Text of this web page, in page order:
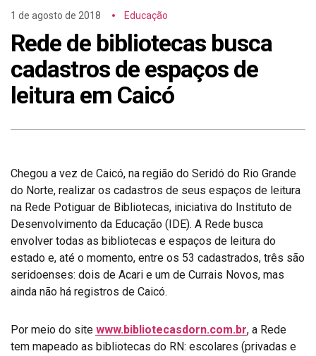
1 de agosto de 2018 Educação
Rede de bibliotecas busca
cadastros de espaços de
leitura em Caicó
Chegou a vez de Caicó, na região do Seridó do Rio Grande
do Norte, realizar os cadastros de seus espaços de leitura
na Rede Potiguar de Bibliotecas, iniciativa do Instituto de
Desenvolvimento da Educação (IDE). A Rede busca
envolver todas as bibliotecas e espaços de leitura do
estado e, até o momento, entre os 53 cadastrados, três são
seridoenses: dois de Acari e um de Currais Novos, mas
ainda não há registros de Caicó.
Por meio do site www.bibliotecasdorn.com.br, a Rede
tem mapeado as bibliotecas do RN: escolares (privadas e